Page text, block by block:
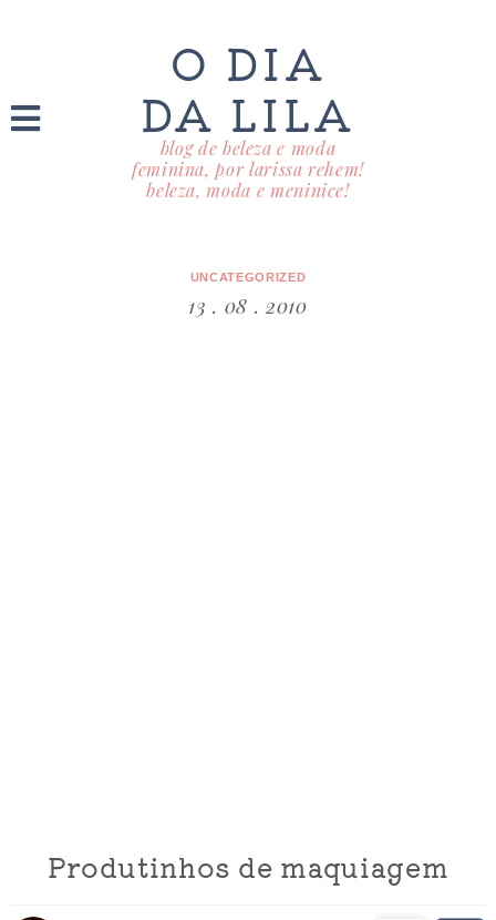
O DIA
DA LILA
blog de beleza e moda
feminina, por larissa rehem!
beleza, moda e meninice!
UNCATEGORIZED
13 . 08 . 2010
Produtinhos de maquiagem